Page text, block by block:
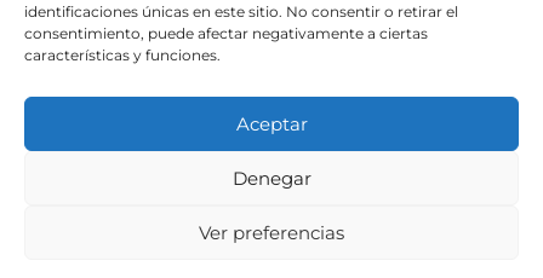
identificaciones únicas en este sitio. No consentir o retirar el
consentimiento, puede afectar negativamente a ciertas
características y funciones.
Aceptar
Denegar
Ver preferencias
Condiciones generales de venta